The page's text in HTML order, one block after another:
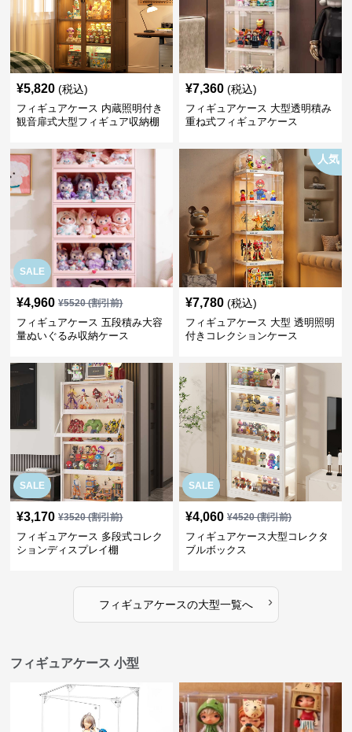
¥5,820 (税込)
フィギュアケース 内蔵照明付き
観音扉式大型フィギュア収納棚
¥7,360 (税込)
フィギュアケース 大型透明積み
重ね式フィギュアケース
SALE
¥4,960 ¥5520(割引前)
フィギュアケース 五段積み大容
量ぬいぐるみ収納ケース
人気
¥7,780 (税込)
フィギュアケース 大型 透明照明
付きコレクションケース
SALE
¥3,170 ¥3520(割引前)
フィギュアケース 多段式コレク
ションディスプレイ棚
SALE
¥4,060 ¥4520(割引前)
フィギュアケース大型コレクタ
ブルボックス
フィギュアケースの大型一覧へ ›
フィギュアケース 小型